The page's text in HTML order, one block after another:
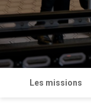
Les missions